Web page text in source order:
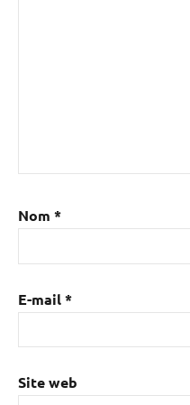
Nom *
E-mail*
Site web